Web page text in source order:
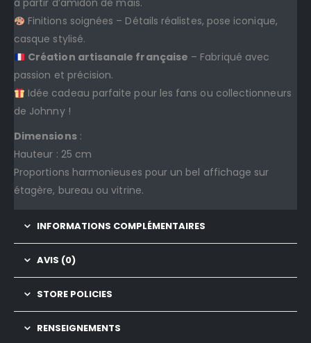
à partir d’amidon de maïs.
Finitions soignées – Détails réalistes, pose iconique,
casque stylisé.
Création artisanale française – Fabriqué avec
passion et précision.
Idée cadeau parfaite pour les fans ou collectionneurs
de Johnny !
Dimensions:
Hauteur : 25 cm
Proportions harmonieuses pour un bel affichage sur
étagère, bureau ou vitrine.
INFORMATIONS COMPLÉMENTAIRES
AVIS (0)
STORE POLICIES
RENSEIGNEMENTS